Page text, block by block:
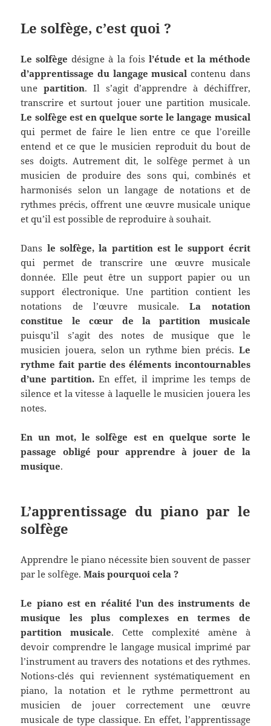
Le solfège, c’est quoi ?
Le solfège désigne à la fois l’étude et la méthode
d’apprentissage du langage musical contenu dans
unepartition. Il s’agit d’apprendre à déchiffrer,
transcrire et surtout jouer une partition musicale.
Le solfège est en quelque sorte le langage musical
qui permet de faire le lien entre ce que l’oreille
entend et ce que le musicien reproduit du bout de
ses doigts. Autrement dit, le solfège permet à un
musicien de produire des sons qui, combinés et
harmonisés selon un langage de notations et de
rythmes précis, offrent une œuvre musicale unique
et qu’il est possible de reproduire à souhait.
Dans le solfège, la partition est le support écrit
qui permet de transcrire une œuvre musicale
donnée. Elle peut être un support papier ou un
support électronique. Une partition contient les
notations de l’œuvre musicale.La notation
constitue le cœur de la partition musicale
puisqu’il s’agit des notes de musique que le
musicien jouera, selon un rythme bien précis. Le
rythme fait partie des éléments incontournables
d’une partition. En effet, il imprime les temps de
silence et la vitesse à laquelle le musicien jouera les
notes.
En un mot, le solfège est en quelque sorte le
passage obligé pour apprendre à jouer de la
musique.
L’apprentissage du piano par le
solfège
Apprendre le piano nécessite bien souvent de passer
par le solfège.Mais pourquoi cela ?
Le piano est en réalité l’un des instruments de
musique les plus complexes en termes de
partition musicale. Cette complexité amène à
devoir comprendre le langage musical imprimé par
l’instrument au travers des notations et des rythmes.
Notions-clés qui reviennent systématiquement en
piano, la notation et le rythme permettront au
musicien de jouer correctement une œuvre
musicale de type classique. En effet, l’apprentissage